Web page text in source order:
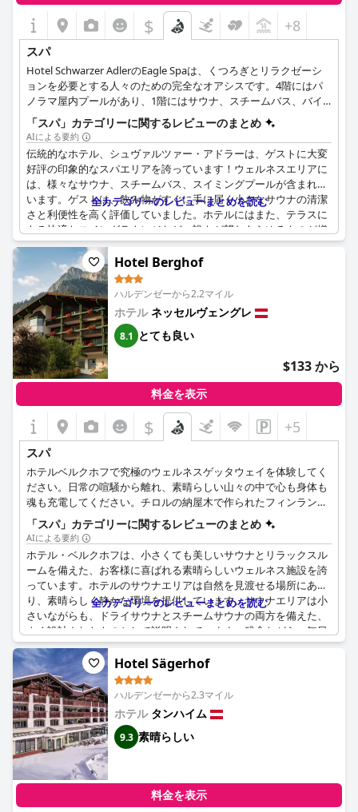
$ +8
スパ
Hotel Schwarzer AdlerのEagle Spaは、くつろぎとリラクゼーシ
ョンを必要とする人々のための完全なオアシスです。4階にはパ
ノラマ屋内プールがあり、1階にはサウナ、スチームバス、バイ
タリティートリートメントが揃っています。スパのトリートメン
トには、マッサージ、ヴィタリティ・バス、4エレメント・ス
パ・リチュアルなどがあります。フィンランド式サウナ、ハーバ
ルサナリウム、低温サウナで伝統的な発汗作用を、ブライン式ス
チームバスとローマン式スチームバスで呼吸器系の不調を緩和す
るのに最適なトリートメントを提供します。
「スパ」カテゴリーに関するレビューのまとめ
AIによる要約
伝統的なホテル、シュヴァルツァー・アドラーは、ゲストに大変
好評の印象的なスパエリアを誇っています！ウェルネスエリアに
は、様々なサウナ、スチームバス、スイミングプールが含まれて
います。ゲストは、飲み物がすぐに手に届く小さなサウナの清潔
さと利便性を高く評価していました。ホテルにはまた、テラスに
ある快適なスイングラウンジなど、誰もが望むあらゆるものが揃
っています。ホテルのハイライトの一つは、朝食と午後のゲスト
の両方が利用できる美味しいビュッフェでした。一番の魅力は？
バスローブを着て、足を濡らすことなくスパエリアにアクセスで
きることです！全体として、ゲストは小さくても豪華なシュヴァ
ルツァー・アドラーのスパを強くお勧めします。
全カテゴリーのレビューまとめを読む
Hotel Berghof
ハルデンゼーから2.2マイル
ホテルネッセルヴェングレ
8.1 とても良い
$133 から
料金を表示
$ +5
スパ
ホテルベルクホフで究極のウェルネスゲッタウェイを体験してく
ださい。日常の喧騒から離れ、素晴らしい山々の中で心も身体も
魂も充電してください。チロルの納屋木で作られたフィンランド
式アルパインサウナの心地よい温もりに浸り、ロットフリューの
山々を眺めながら、ゆったりとした時間をお過ごしください。石
の外観を持つハーバルスチームバスは、落ち着いた雰囲気で、心
配事を忘れてくつろぐことができます。
「スパ」カテゴリーに関するレビューのまとめ
AIによる要約
ホテル・ベルクホフは、小さくても美しいサウナとリラックスル
ームを備えた、お客様に喜ばれる素晴らしいウェルネス施設を誇
っています。ホテルのサウナエリアは自然を見渡せる場所にあ
り、素晴らしく静かな環境を提供しています。サウナエリアは小
さいながらも、ドライサウナとスチームサウナの両方を備えた、
よく設計されたものとして説明されています。残念ながら、毎日
午後3時から午後7時までしか営業していません。それにもかかわ
らず、スパエリアは快適でリラックスできるとお客様に好評です
が、混雑することもあります。営業時間は短いですが、多くの常
連客はホテルのウェルネスセクションを居心地の良い、素晴らし
い施設だと喜んでいます。ただし、サウナの営業時間の延長を希
望するお客様もいます。全体として、ホテルのサウナエリアは、
満足したお客様から主に肯定的なレビューを受けています。
全カテゴリーのレビューまとめを読む
Hotel Sägerhof
ハルデンゼーから2.3マイル
ホテル タンハイム
9.3 素晴らしい
料金を表示